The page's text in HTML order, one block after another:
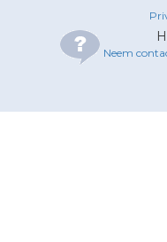
Neem